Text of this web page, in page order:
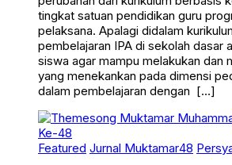
tingkat satuan pendidikan guru
pelaksana. Apalagi didalam
pembelajaran IPA di sekolah dasar
siswa agar mampu melakukan dan
yang menekankan pada dimensi
dalam pembelajaran dengan […]
Featured Jurnal Muktamar48